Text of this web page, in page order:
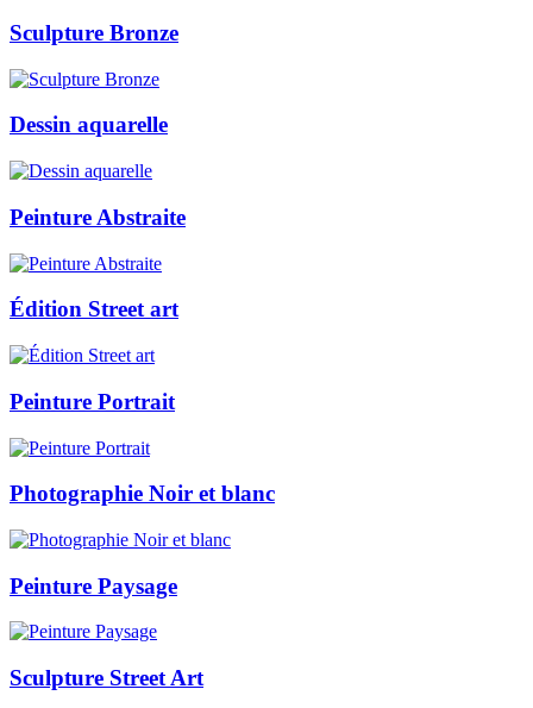
Sculpture Bronze
Dessin aquarelle
Peinture Abstraite
Édition Street art
Peinture Portrait
Photographie Noir et blanc
Peinture Paysage
Sculpture Street Art